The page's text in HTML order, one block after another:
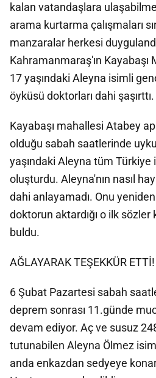
kalan vatandaşlara
arama kurtarma çalışmaları
manzaralar herkesi
Kahramanmaraş'ın
17 yaşındaki Aleyna isimli genç
öyküsü doktorları dahi şaşırttı.
Kayabaşı mahallesi Atabey
olduğu sabah saatlerinde
yaşındaki Aleyna tüm Türkiye
oluşturdu. Aleyna'nın nasıl
dahi anlayamadı. Onu
doktorun aktardığı o ilk
buldu.
AĞLAYARAK TEŞEKKÜR ETTİ!
6 Şubat Pazartesi sabah
deprem sonrası 11.günde
devam ediyor. Aç ve susuz
tutunabilen Aleyna Ölmez
anda enkazdan sedyeye